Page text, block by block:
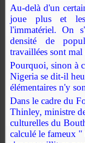
Au-delà d'un
joue plus et les
l'immatériel. On
densité de
travaillées sont mal
Pourquoi, sinon à
Nigeria se dit-il
élémentaires n'y
Dans le cadre du
Thinley, ministre
culturelles du
calculé le fameux